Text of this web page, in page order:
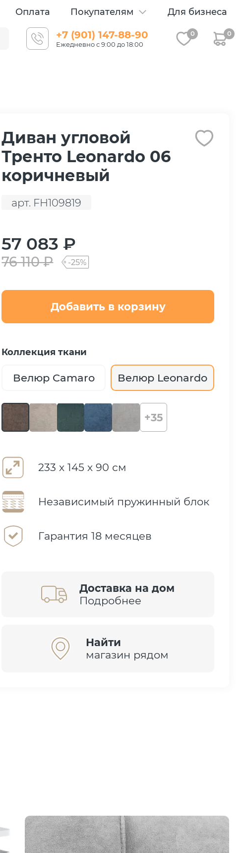
Оплата Покупателям Для бизнеса
+7 (901) 147-88-90
Ежедневно с 9:00 до 18:00
0 0
Диван угловой
Тренто Leonardo 06
коричневый
арт. FH109819
57 083 ₽
76 110 ₽ -25%
Добавить в корзину
Коллекция ткани
Велюр Camaro Велюр Leonardo
+35
233 х 145 х 90 см
Независимый пружинный блок
Гарантия 18 месяцев
Доставка на дом
Подробнее
Найти
магазин рядом